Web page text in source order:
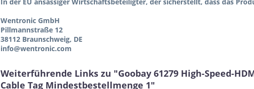
Wentronic GmbH
Pillmannstraße 12
38112 Braunschweig, DE
info@wentronic.com
Weiterführende Links zu "Goobay 61279 High-Speed-
Cable Tag Mindestbestellmenge 1"